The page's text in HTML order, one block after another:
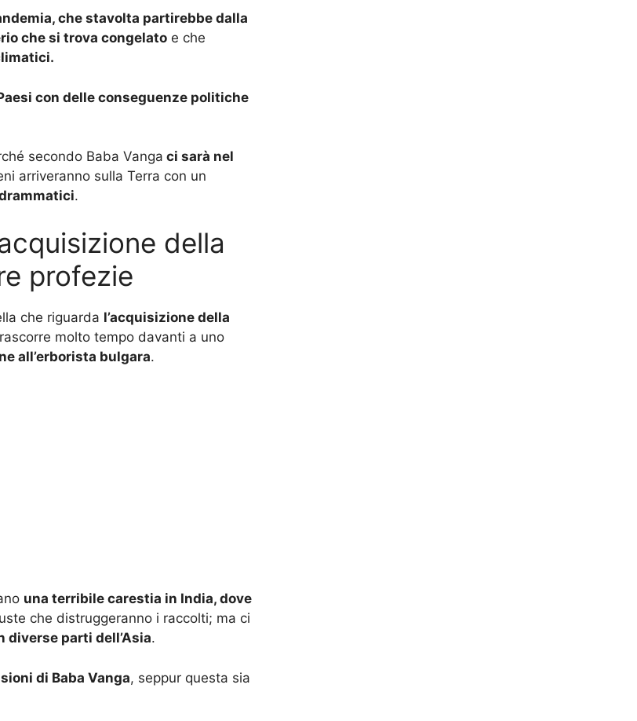
che stavolta partirebbe dalla
che si trova congelato e che
con delle conseguenze politiche
secondo Baba Vanga ci sarà nel
arriveranno sulla Terra con un
.
della
profezie
che riguarda l’acquisizione della
molto tempo davanti a uno
all’erborista bulgara.
una terribile carestia in India, dove
che distruggeranno i raccolti; ma ci
parti dell’Asia.
di Baba Vanga, seppur questa sia